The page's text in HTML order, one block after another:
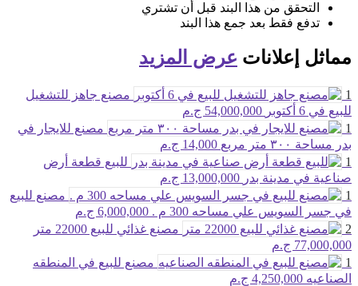
التحقق من هذا البند قبل أن تشتري
تدفع فقط بعد جمع هذا البند
مماثل إعلانات عرض المزيد
1
مصنع جاهز للتشغيل
للبيع في 6 أكتوبر
54,000,000 ج.م
1
مصنع للايجار في
بدر مساحة ٣٠٠ متر مربع
14,000 ج.م
1
للبيع قطعة أرض
صناعية في مدينة بدر 13,000,000 ج.م
1
مصنع للبيع
في جسر السويس علي مساحه 300 م .
6,000,000 ج.م
2
مصنع غذائي للبيع 22000 متر
77,000,000 ج.م
1
مصنع للبيع في المنطقه
الصناعيه 4,250,000 ج.م